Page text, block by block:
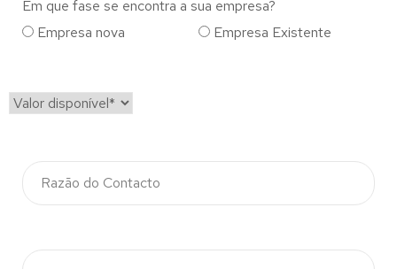
Em que fase se encontra a sua empresa?
Empresa nova
Empresa Existente